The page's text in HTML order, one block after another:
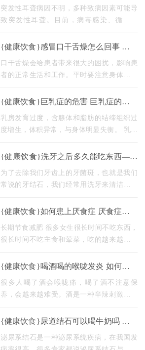
治疗突发性聋应该如何预防突发性聋应
该
突发性耳聋病因不明，多种致病因素可能导
致突发性耳聋。目前，病毒感染、循环障
认可。 1.病毒感染:病毒对内耳血管中的红细
{健康饮食}感冒口干舌燥怎么回事 教你
三招改善感冒口干舌燥
口干舌燥会给患者带来很大的困扰，影响患
者的正常生活和工作。平时要注意身体的保
果有口干，要注意。最好通过食疗来调节。
{健康饮食}巨乳症的危害 巨乳症的治疗
巨乳症的饮食需要注意什么巨乳症应该
怎
乳房发育过度，含腺体和脂肪的结缔组织过
度增生，体积异常，与身体明显失衡。 乳房
常敏感所致。遗传因素也是相关因素之一。
{健康饮食}洗牙之后多久能吃东西——
关于洗牙的那些事
为了去除我们牙齿上的牙菌斑，也就是我们
常说的牙结石，我们经常用洗牙来清洁牙菌
其实很多人洗完牙感觉牙齿又酸又软。这些
{健康饮食}如何患上厌食症 厌食症怎么
治疗厌食症的预防方法有哪些厌食症吃
什
长期节食减肥 很多女生很长时间不吃东西，
很长时间不吃主食和荤菜，吃的越来越少。
呕吐。长此以往，他们很容易患上厌食症。
{健康饮食}喝酒喝的喉咙发炎 如何缓解
喝酒后喉咙疼痛
很多人喝了酒会喉咙痛，喝了酒不注意保
养，会越来越难受。酒是一种辛辣刺激的食
次喝的时候。对于饮酒后喉咙不好的人，饮
{健康饮食}尿道结石可以喝牛奶吗 患者
不宜喝牛奶
泌尿系结石是一种泌尿系统疾病，在我国发